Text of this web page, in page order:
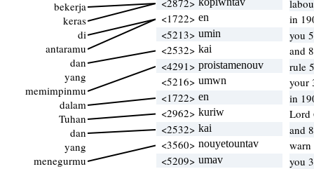
bekerja
keras
di
antaramu
dan
yang
memimpinmu
dalam
Tuhan
dan
yang
menegurmu
<2872>
<1722> en
in
<5213> umin
you
<2532> kai
and
<4291> proistamenouv
rule
<5216> umwn
your
<1722> en
in
<2962> kuriw
Lord
<2532> kai
and
<3560> nouyetountav
<5209> umav you